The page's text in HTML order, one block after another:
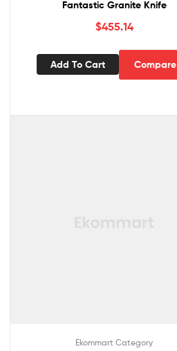
Fantastic Granite Knife
$455.14
Add To Cart Compare
Ekommart Category